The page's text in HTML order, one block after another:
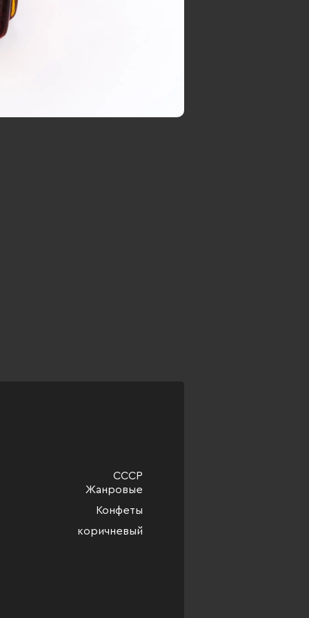
СССР
Жанровые
Конфеты
коричневый